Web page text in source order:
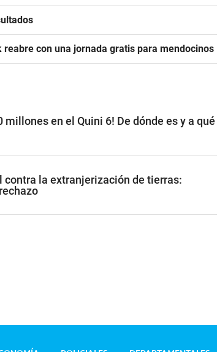
con una jornada gratis para mendocinos
millones en el Quini 6! De dónde es y a qué
la extranjerización de tierras: